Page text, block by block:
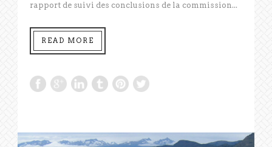
rapport de suivi des conclusions de la commission...
READ MORE